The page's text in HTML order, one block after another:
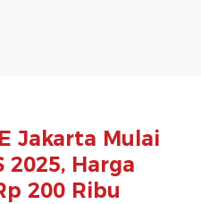
Jakarta Mulai
2025, Harga
200 Ribu